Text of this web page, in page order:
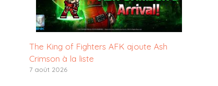
The King of Fighters AFK ajoute Ash
Crimson à la liste
7 août 2026